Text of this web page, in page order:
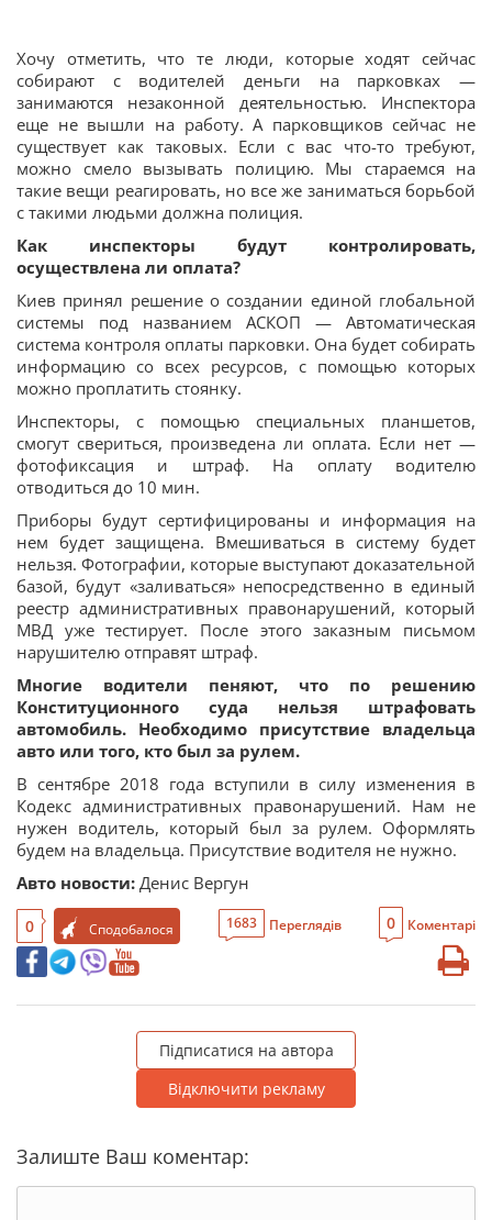
Хочу отметить, что те люди, которые ходят сейчас
собирают с водителей деньги на парковках —
занимаются незаконной деятельностью. Инспектора
еще не вышли на работу. А парковщиков сейчас не
существует как таковых. Если с вас что-то требуют,
можно смело вызывать полицию. Мы стараемся на
такие вещи реагировать, но все же заниматься борьбой
с такими людьми должна полиция.
Как инспекторы будут контролировать,
осуществлена ли оплата?
Киев принял решение о создании единой глобальной
системы под названием АСКОП — Автоматическая
система контроля оплаты парковки. Она будет собирать
информацию со всех ресурсов, с помощью которых
можно проплатить стоянку.
Инспекторы, с помощью специальных планшетов,
смогут свериться, произведена ли оплата. Если нет —
фотофиксация и штраф. На оплату водителю
отводиться до 10 мин.
Приборы будут сертифицированы и информация на
нем будет защищена. Вмешиваться в систему будет
нельзя. Фотографии, которые выступают доказательной
базой, будут «заливаться» непосредственно в единый
реестр административных правонарушений, который
МВД уже тестирует. После этого заказным письмом
нарушителю отправят штраф.
Многие водители пеняют, что по решению
Конституционного суда нельзя штрафовать
автомобиль. Необходимо присутствие владельца
авто или того, кто был за рулем.
В сентябре 2018 года вступили в силу изменения в
Кодекс административных правонарушений. Нам не
нужен водитель, который был за рулем. Оформлять
будем на владельца. Присутствие водителя не нужно.
Авто новости: Денис Вергун
0 Сподобалося 1683 Переглядів 0 Коментарі
Підписатися на автора
Відключити рекламу
Залиште Ваш коментар: